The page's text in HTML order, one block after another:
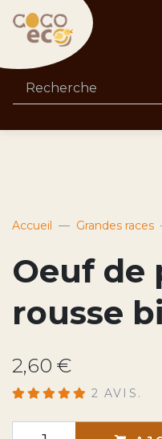
Accueil Grandes races
Oeuf de
rousse
2,60 €
2 AVIS.